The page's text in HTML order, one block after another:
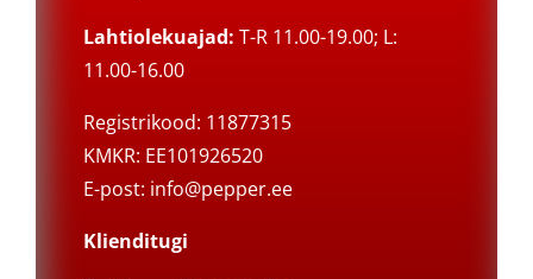
Lahtiolekuajad: T-R 11.00-19.00; L:
11.00-16.00
Registrikood: 11877315
KMKR: EE101926520
E-post: info@pepper.ee
Klienditugi